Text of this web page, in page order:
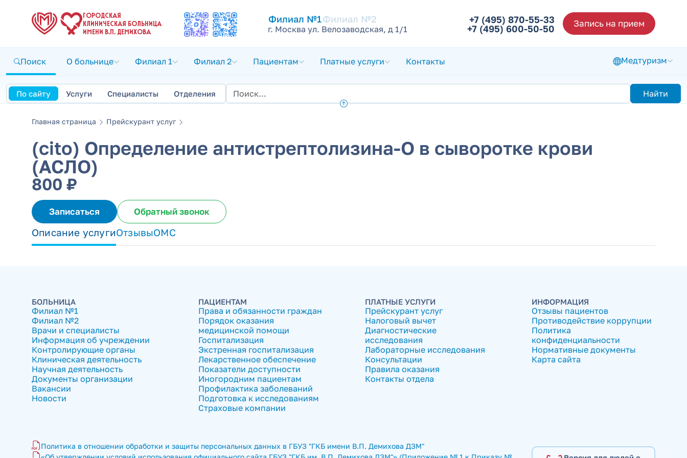
ГОРОДСКАЯ
КЛИНИЧЕСКАЯ БОЛЬНИЦА
ИМЕНИ В.П. ДЕМИХОВА
Филиал №1Филиал №2
г. Москва ул. Велозаводская, д 1/1
+7 (495) 870-55-33
+7 (495) 600-50-50
Запись на прием
Поиск О больнице Филиал 1 Филиал 2 Пациентам Платные услуги Контакты Медтуризм
По сайту Услуги Специалисты Отделения Найти
Главная страница Прейскурант услуг
(cito) Определение антистрептолизина-О в сыворотке крови
(АСЛО)
800 ₽
Записаться Обратный звонок
Описание услугиОтзывыОМС
БОЛЬНИЦА
Филиал №1
Филиал №2
Врачи и специалисты
Информация об учреждении
Контролирующие органы
Клиническая деятельность
Научная деятельность
Документы организации
Вакансии
Новости
ПАЦИЕНТАМ
Права и обязанности граждан
Порядок оказания
медицинской помощи
Госпитализация
Экстренная госпитализация
Лекарственное обеспечение
Показатели доступности
Иногородним пациентам
Профилактика заболеваний
Подготовка к исследованиям
Страховые компании
ПЛАТНЫЕ УСЛУГИ
Прейскурант услуг
Налоговый вычет
Диагностические
исследования
Лабораторные исследования
Консультации
Правила оказания
Контакты отдела
ИНФОРМАЦИЯ
Отзывы пациентов
Противодействие коррупции
Политика
конфиденциальности
Нормативные документы
Карта сайта
Политика в отношении обработки и защиты персональных данных в ГБУЗ "ГКБ имени В.П. Демихова ДЗМ"